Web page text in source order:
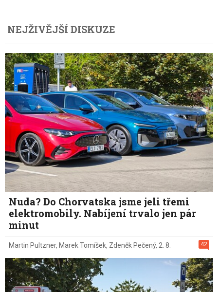
NEJŽIVĚJŠÍ DISKUZE
Nuda? Do Chorvatska jsme jeli třemi
elektromobily. Nabíjení trvalo jen pár
minut
42
Martin Pultzner, Marek Tomíšek, Zdeněk Pečený, 2. 8.